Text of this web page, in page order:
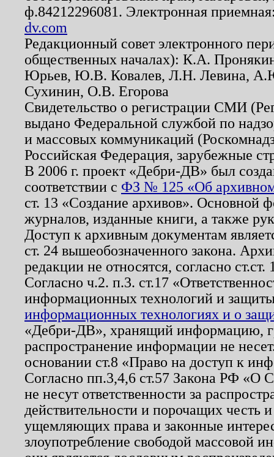
ф.84212296081. Электронная
dv.com
Редакционный совет электронного
общественных началах): К.А.
Юрьев, Ю.В. Ковалев, Л.Н. Левина,
Сухинин, О.В. Егорова
Свидетельство о регистрации СМИ
выдано Федеральной службой по
и массовых коммуникаций
Российская Федерация, зарубежные
В 2006 г. проект «Дебри-ДВ» был
соответствии с ФЗ № 125 «Об
ст. 13 «Создание архивов». Основной
журналов, изданные книги, а также
Доступ к архивным документам
ст. 24 вышеобозначенного закона.
редакции не относятся, согласно
Согласно ч.2. п.3. ст.17
информационных технологий и
информационных технологиях и о
«Дебри-ДВ», хранящий информацию,
распространение информации не
основании ст.8 «Право на доступ к
Согласно пп.3,4,6 ст.57 Закона РФ «О
не несут ответственности за
действительности и порочащих честь
ущемляющих права и законные
злоупотребление свободой массовой